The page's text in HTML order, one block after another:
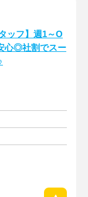
ッフ】週1～O
心◎社割でスー